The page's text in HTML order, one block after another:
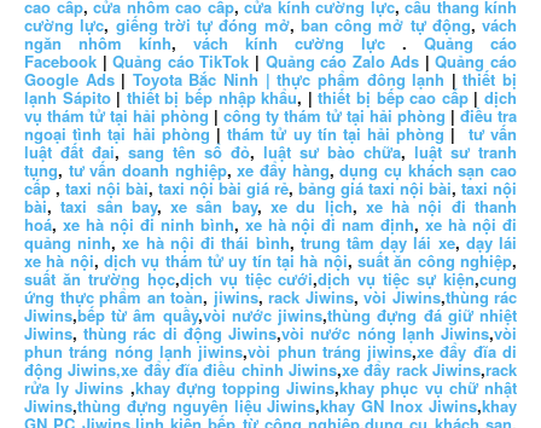
cao cấp, cửa nhôm cao cấp, cửa kính cường lực, cầu thang kính
cường lực, giếng trời tự đóng mở, ban công mở tự động, vách
ngăn nhôm kính, vách kính cường lực . Quảng cáo
Facebook |Quảng cáo TikTok | Quảng cáo Zalo Ads |Quảng cáo
Google Ads| Toyota Bắc Ninh | thực phẩm đông lạnh |thiết bị
lạnh Sápito | thiết bị bếp nhập khẩu, |thiết bị bếp cao cấp|dịch
vụ thám tử tại hải phòng | công ty thám tử tại hải phòng | điều tra
ngoại tình tại hải phòng |thám tử uy tín tại hải phòng | tư vấn
luật đất đai, sang tên sổ đỏ, luật sư bào chữa, luật sư tranh
tụng, tư vấn doanh nghiệp,xe đẩy hàng,dụng cụ khách sạn cao
cấp , taxi nội bài, taxi nội bài giá rẻ, bảng giá taxi nội bài, taxi nội
bài,taxi sân bay,xe sân bay,xe du lịch, xe hà nội đi thanh
hoá, xe hà nội đi ninh bình, xe hà nội đi nam định,xe hà nội đi
quảng ninh,xe hà nội đi thái bình, trung tâm dạy lái xe, dạy lái
xe hà nội,dịch vụ thám tử uy tín tại hà nội,suất ăn công nghiệp,
suất ăn trường học,dịch vụ tiệc cưới,dịch vụ tiệc sự kiện,cung
ứng thực phẩm an toàn, jiwins, rack Jiwins, vòi Jiwins,thùng rác
Jiwins,bếp từ âm quầy,vòi nước jiwins,thùng đựng đá giữ nhiệt
Jiwins,thùng rác di động Jiwins,vòi nước nóng lạnh Jiwins,vòi
phun tráng nóng lạnh jiwins,vòi phun tráng jiwins,xe đẩy đĩa di
động Jiwins,xe đẩy đĩa điều chỉnh Jiwins,xe đẩy rack Jiwins,rack
rửa ly Jiwins ,khay đựng topping Jiwins,khay phục vụ chữ nhật
Jiwins,thùng đựng nguyên liệu Jiwins,khay GN Inox Jiwins,khay